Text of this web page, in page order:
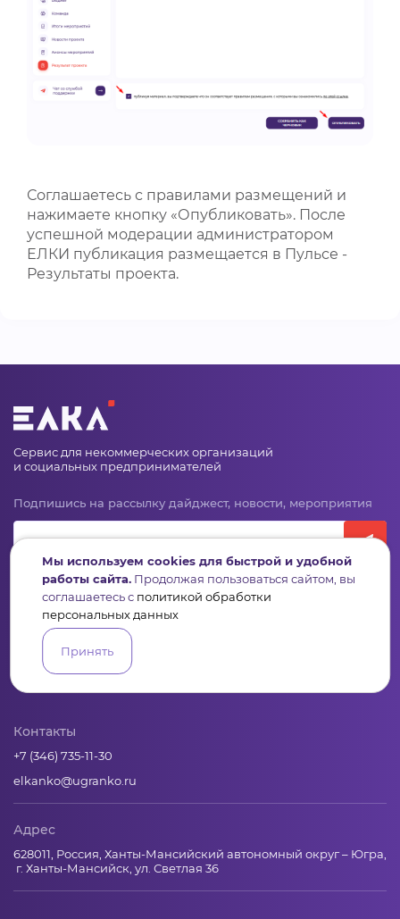
Соглашаетесь с правилами размещений и
нажимаете кнопку «Опубликовать». После
успешной модерации администратором
ЕЛКИ публикация размещается в Пульсе -
Результаты проекта.
Сервис для некоммерческих организаций
и социальных предпринимателей
Подпишись на рассылку дайджест, новости, мероприятия
Конкурсы
Аналитика
База знаний
Контакты
+7 (346) 735-11-30
elkanko@ugranko.ru
Адрес
628011, Россия, Ханты-Мансийский автономный округ – Югра,
г. Ханты-Мансийск, ул. Светлая 36
Мы используем cookies для быстрой и удобной
работы сайта. Продолжая пользоваться сайтом, вы
соглашаетесь с политикой обработки
персональных данных
Принять